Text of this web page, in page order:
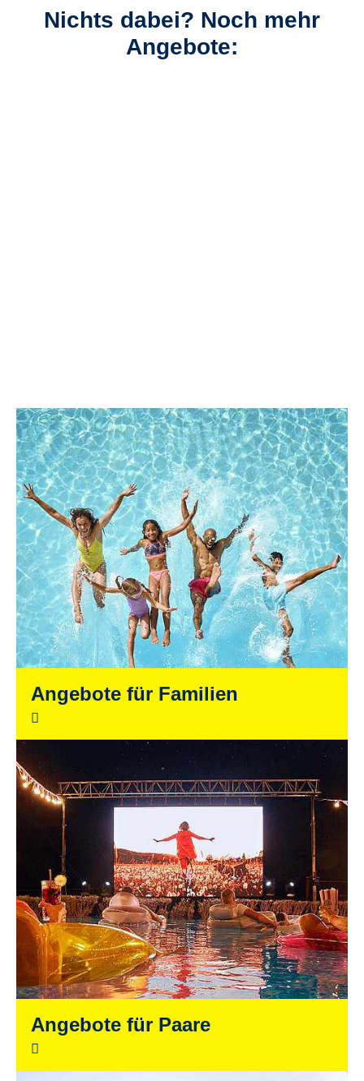
Nichts dabei? Noch mehr
Angebote:
Angebote für Familien
Angebote für Paare